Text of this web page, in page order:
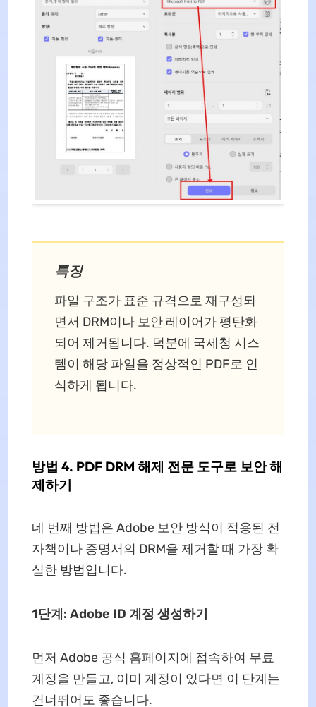
특징
파일 구조가 표준 규격으로 재구성되
면서 DRM이나 보안 레이어가 평탄화
되어 제거됩니다. 덕분에 국세청 시스
템이 해당 파일을 정상적인 PDF로 인
식하게 됩니다.
방법 4. PDF DRM 해제 전문 도구로 보안 해
제하기
네 번째 방법은 Adobe 보안 방식이 적용된 전
자책이나 증명서의 DRM을 제거할 때 가장 확
실한 방법입니다.
1단계: Adobe ID 계정 생성하기
먼저 Adobe 공식 홈페이지에 접속하여 무료
계정을 만들고, 이미 계정이 있다면 이 단계는
건너뛰어도 좋습니다.